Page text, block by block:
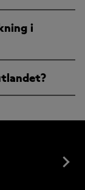
i